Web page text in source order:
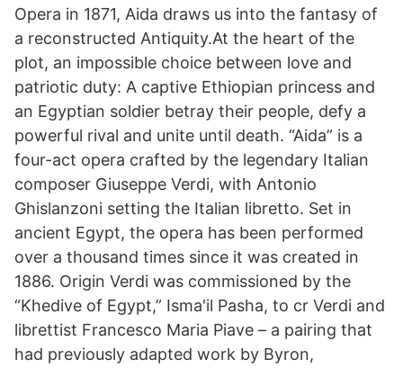
Opera in 1871, Aida draws us into the fantasy of
a reconstructed Antiquity.At the heart of the
plot, an impossible choice between love and
patriotic duty: A captive Ethiopian princess and
an Egyptian soldier betray their people, defy a
powerful rival and unite until death. “Aida” is a
four-act opera crafted by the legendary Italian
composer Giuseppe Verdi, with Antonio
Ghislanzoni setting the Italian libretto. Set in
ancient Egypt, the opera has been performed
over a thousand times since it was created in
1886. Origin Verdi was commissioned by the
“Khedive of Egypt,” Isma'il Pasha, to cr Verdi and
librettist Francesco Maria Piave – a pairing that
had previously adapted work by Byron,